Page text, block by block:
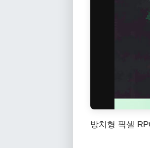
방치형 픽셀